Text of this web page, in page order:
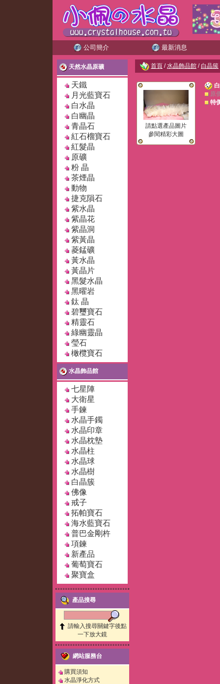
公司簡介 最新消息
天然水晶原礦
天鐵
月光藍寶石
白水晶
白幽晶
青晶石
紅石榴寶石
紅髮晶
原礦
粉 晶
茶煙晶
動物
捷克隕石
紫水晶
紫晶花
紫晶洞
紫黃晶
菱錳礦
黃水晶
黃晶片
黑髮水晶
黑曜岩
鈦 晶
碧璽寶石
精靈石
綠幽靈晶
瑩石
橄欖寶石
水晶飾品館
七星陣
大衛星
手鍊
水晶手鐲
水晶印章
水晶枕墊
水晶柱
水晶球
水晶樹
白晶簇
佛像
戒子
拓帕寶石
海水藍寶石
普巴金剛杵
項鍊
新產品
葡萄寶石
聚寶盒
產品搜尋
請輸入搜尋關鍵字後點
一下放大鏡
網站服務台
購買須知
水晶淨化方式
首頁 /水晶飾品館 / 白晶簇
請點選產品圖片
參閱精彩大圖
原
特